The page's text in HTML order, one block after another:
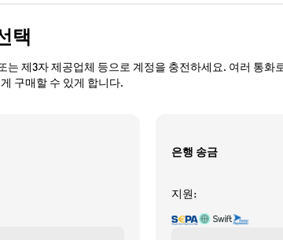
택
는 제3자 제공업체 등으로 계정을 충전하세요. 여러 통
구매할 수 있게 합니다.
은행 송금
지원: